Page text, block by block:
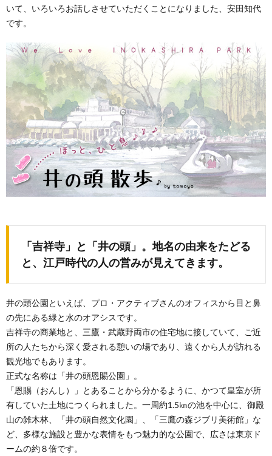
いて、いろいろお話しさせていただくことになりました、安田知代
です。
「吉祥寺」と「井の頭」。地名の由来をたどる
と、江戸時代の人の営みが見えてきます。
井の頭公園といえば、プロ・アクティブさんのオフィスから目と鼻
の先にある緑と水のオアシスです。
吉祥寺の商業地と、三鷹・武蔵野両市の住宅地に接していて、ご近
所の人たちから深く愛される憩いの場であり、遠くから人が訪れる
観光地でもあります。
正式な名称は「井の頭恩賜公園」。
「恩賜（おんし）」とあることから分かるように、かつて皇室が所
有していた土地につくられました。一周約1.5㎞の池を中心に、御殿
山の雑木林、「井の頭自然文化園」、「三鷹の森ジブリ美術館」な
ど、多様な施設と豊かな表情をもつ魅力的な公園で、広さは東京ド
ームの約８倍です。